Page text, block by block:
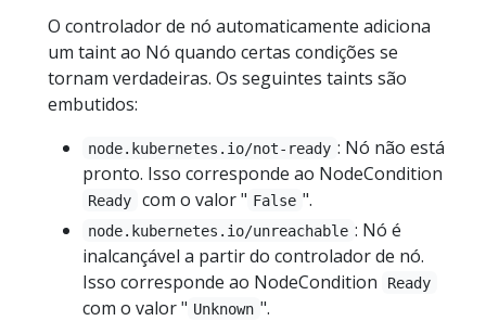
O controlador de nó automaticamente adiciona
um taint ao Nó quando certas condições se
tornam verdadeiras. Os seguintes taints são
embutidos:
node.kubernetes.io/not-ready : Nó não está
pronto. Isso corresponde ao NodeCondition
Ready com o valor " False ".
node.kubernetes.io/unreachable : Nó é
inalcançável a partir do controlador de nó.
Isso corresponde ao NodeCondition
Ready
com o valor " Unknown ".